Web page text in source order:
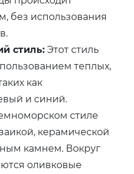
без использования
стиль:Этот стиль
теплых,
как
и синий.
стиле
керамической
камнем. Вокруг
оливковые